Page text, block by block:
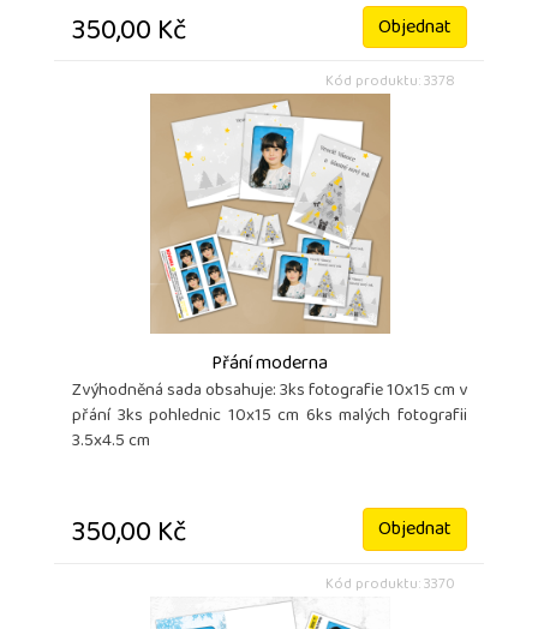
350,00 Kč Objednat
Kód produktu: 3378
Přání moderna
Zvýhodněná sada obsahuje: 3ks fotografie 10x15 cm v
přání 3ks pohlednic 10x15 cm 6ks malých fotografii
3.5x4.5 cm
350,00 Kč Objednat
Kód produktu: 3370